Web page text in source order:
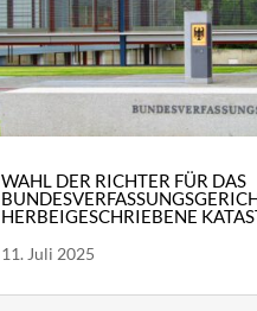
WAHL DER RICHTER FÜR DAS
HERBEIGESCHRIEBENE
11. Juli 2025